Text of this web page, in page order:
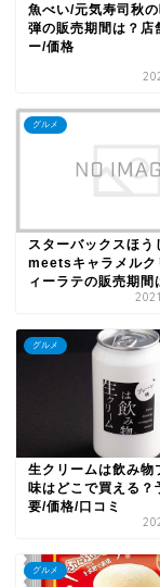
魚べい/元気寿司秋
弾の販売期間は？店
ー/価格
グルメ
スターバックスほう
meetsキャラメルク
ィーラテの販売期間
グルメ
生クリームは飲み物
味はどこで買える？
要/価格/口コミ
グルメ